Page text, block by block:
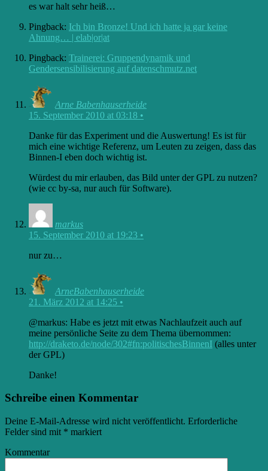
es war halt sehr heiß…
Pingback: Ich bin Bronze! Und ich hatte ja gar keine
Ahnung… | elab|or|at
Pingback: Trainerei: Gruppendynamik und
Gendersensibilisierung auf datenschmutz.net
Arne Babenhauserheide
15. September 2010 at 03:18 •
Danke für das Experiment und die Auswertung! Es ist für
mich eine wichtige Referenz, um Leuten zu zeigen, dass das
Binnen-I eben doch wichtig ist.
Würdest du mir erlauben, das Bild unter der GPL zu nutzen?
(wie cc by-sa, nur auch für Software).
markus
15. September 2010 at 19:23 •
nur zu…
ArneBabenhauserheide
21. März 2012 at 14:25 •
@markus: Habe es jetzt mit etwas Nachlaufzeit auch auf
meine persönliche Seite zu dem Thema übernommen:
http://draketo.de/node/302#fn:politischesBinnenI (alles unter
der GPL)
Danke!
Schreibe einen Kommentar
Deine E-Mail-Adresse wird nicht veröffentlicht. Erforderliche
Felder sind mit * markiert
Kommentar